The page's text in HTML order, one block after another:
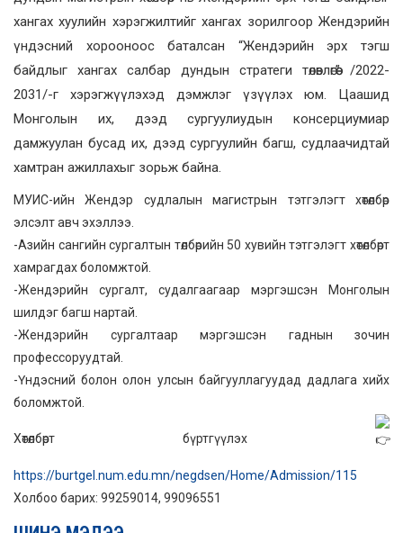
хангах хуулийн хэрэгжилтийг хангах зорилгоор Жендэрийн
үндэсний хорооноос баталсан “Жендэрийн эрх тэгш
байдлыг хангах салбар дундын стратеги төлөвлөгөө” /2022-
2031/-г хэрэгжүүлэхэд дэмжлэг үзүүлэх юм. Цаашид
Монголын их, дээд сургуулиудын консерциумиар
дамжуулан бусад их, дээд сургуулийн багш, судлаачидтай
хамтран ажиллахыг зорьж байна.
МУИС-ийн Жендэр судлалын магистрын тэтгэлэгт хөтөлбөр
элсэлт авч эхэллээ.
-Азийн сангийн сургалтын төлбөрийн 50 хувийн тэтгэлэгт хөтөлбөрт
хамрагдах боломжтой.
-Жендэрийн сургалт, судалгаагаар мэргэшсэн Монголын
шилдэг багш нартай.
-Жендэрийн сургалтаар мэргэшсэн гаднын зочин
профессоруудтай.
-Үндэсний болон олон улсын байгууллагуудад дадлага хийх
боломжтой.
Хөтөлбөрт бүртгүүлэх
https://burtgel.num.edu.mn/negdsen/Home/Admission/115
Холбоо барих: 99259014, 99096551